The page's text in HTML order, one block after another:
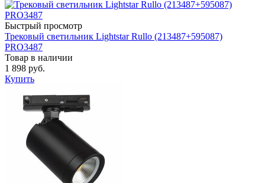
Быстрый просмотр
Трековый светильник Lightstar Rullo (213487+595087)
PRO3487
Товар в наличии
1 898 руб.
Купить